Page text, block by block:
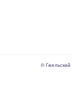
© Гжельский